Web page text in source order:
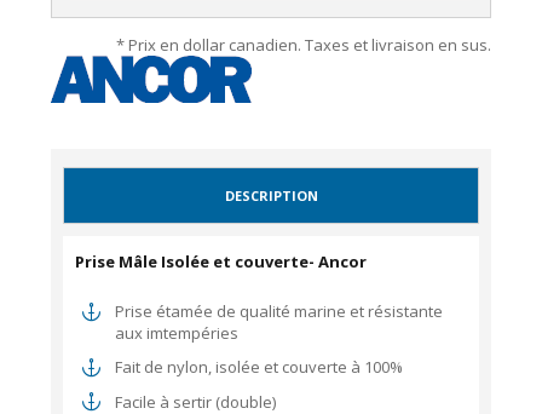
* Prix en dollar canadien. Taxes et livraison en sus.
DESCRIPTION
Prise Mâle Isolée et couverte- Ancor
Prise étamée de qualité marine et résistante
aux imtempéries
Fait de nylon, isolée et couverte à 100%
Facile à sertir (double)